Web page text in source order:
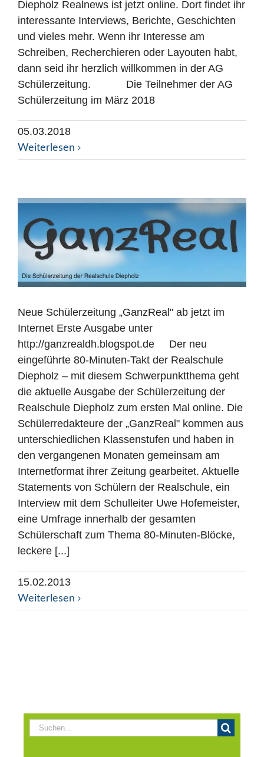
Diepholz Realnews ist jetzt online. Dort findet ihr
interessante Interviews, Berichte, Geschichten
und vieles mehr. Wenn ihr Interesse am
Schreiben, Recherchieren oder Layouten habt,
dann seid ihr herzlich willkommen in der AG
Schülerzeitung. Die Teilnehmer der AG
Schülerzeitung im März 2018
05.03.2018
Weiterlesen
Neue Schülerzeitung „GanzReal" ab jetzt im
Internet Erste Ausgabe unter
http://ganzrealdh.blogspot.de Der neu
eingeführte 80-Minuten-Takt der Realschule
Diepholz – mit diesem Schwerpunktthema geht
die aktuelle Ausgabe der Schülerzeitung der
Realschule Diepholz zum ersten Mal online. Die
Schülerredakteure der „GanzReal" kommen aus
unterschiedlichen Klassenstufen und haben in
den vergangenen Monaten gemeinsam am
Internetformat ihrer Zeitung gearbeitet. Aktuelle
Statements von Schülern der Realschule, ein
Interview mit dem Schulleiter Uwe Hofemeister,
eine Umfrage innerhalb der gesamten
Schülerschaft zum Thema 80-Minuten-Blöcke,
leckere [...]
15.02.2013
Weiterlesen
Suche